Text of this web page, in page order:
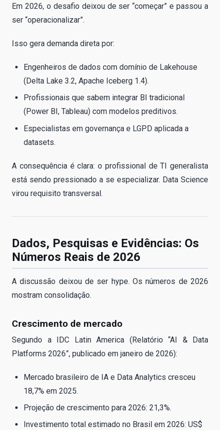
Em 2026, o desafio deixou de ser “começar” e passou a
ser “operacionalizar”.
Isso gera demanda direta por:
Engenheiros de dados com domínio de Lakehouse
(Delta Lake 3.2, Apache Iceberg 1.4).
Profissionais que sabem integrar BI tradicional
(Power BI, Tableau) com modelos preditivos.
Especialistas em governança e LGPD aplicada a
datasets.
A consequência é clara: o profissional de TI generalista
está sendo pressionado a se especializar. Data Science
virou requisito transversal.
Dados, Pesquisas e Evidências: Os
Números Reais de 2026
A discussão deixou de ser hype. Os números de 2026
mostram consolidação.
Crescimento de mercado
Segundo a IDC Latin America (Relatório “AI & Data
Platforms 2026”, publicado em janeiro de 2026):
Mercado brasileiro de IA e Data Analytics cresceu
18,7% em 2025.
Projeção de crescimento para 2026: 21,3%.
Investimento total estimado no Brasil em 2026: US$